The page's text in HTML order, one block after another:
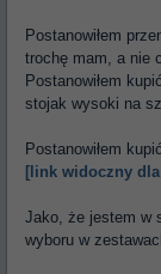
Postanowiłem
trochę mam, a nie
Postanowiłem
stojak wysoki na
Postanowiłem
[link widoczny
Jako, że jestem w
wyboru w